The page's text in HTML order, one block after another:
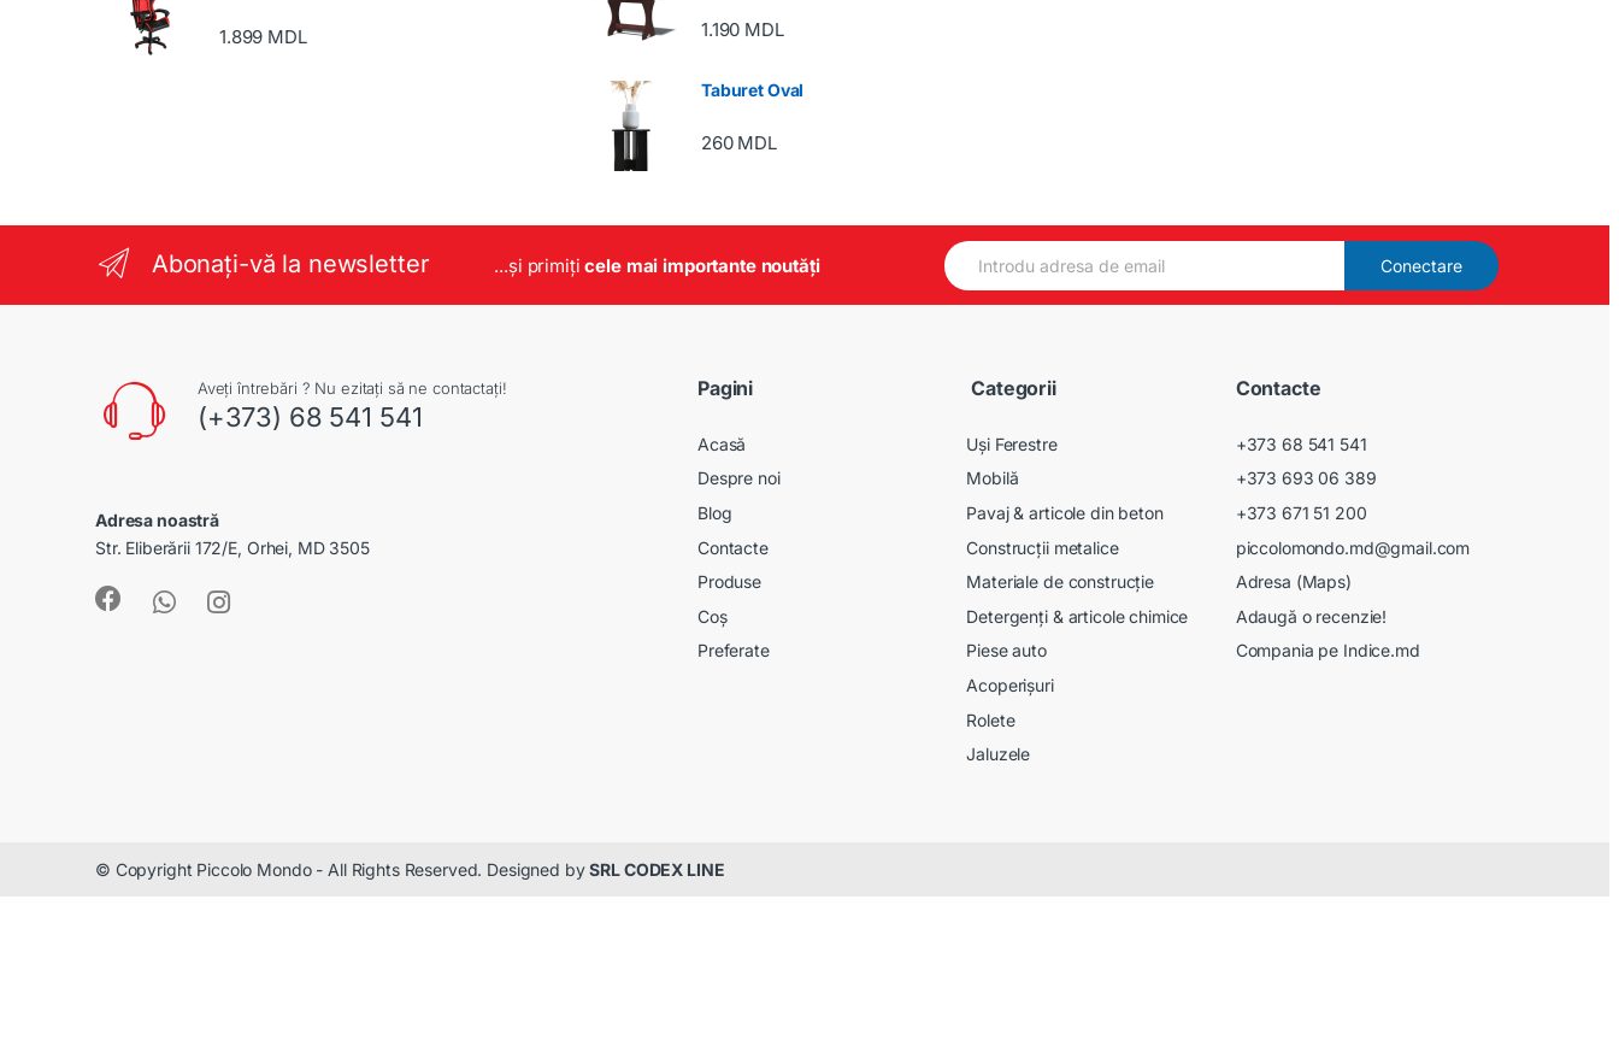
1.899 MDL 1.190 MDL
Taburet Oval
260 MDL
Abonați-vă la newsletter ...și primițicele mai importante noutăți
E
m
Conectare
Aveți întrebări ? Nu ezitați să ne contactați!
(+373) 68 541 541
Adresa noastră
Str. Eliberării 172/E, Orhei, MD 3505
Pagini
Acasă
Despre noi
Blog
Contacte
Produse
Coș
Preferate
Categorii
Uși Ferestre
Mobilă
Pavaj & articole din beton
Construcții metalice
Materiale de construcție
Detergenți & articole chimice
Piese auto
Acoperișuri
Rolete
Jaluzele
Contacte
+373 68 541 541
+373 693 06 389
+373 671 51 200
piccolomondo.md@gmail.com
Adresa (Maps)
Adaugă o recenzie!
Compania pe Indice.md
© Copyright Piccolo Mondo - All Rights Reserved. Designed bySRL CODEX LINE